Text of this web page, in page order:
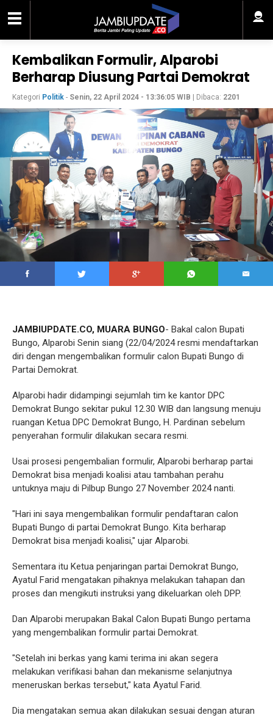
Kembalikan Formulir, Alparobi
Berharap Diusung Partai Demokrat
Kategori Politik - Senin, 22 April 2024 - 13:36:05 WIB | Dibaca: 2201
JAMBIUPDATE.CO, MUARA BUNGO- Bakal calon Bupati
Bungo, Alparobi Senin siang (22/04/2024 resmi mendaftarkan
diri dengan mengembalikan formulir calon Bupati Bungo di
Partai Demokrat.
Alparobi hadir didampingi sejumlah tim ke kantor DPC
Demokrat Bungo sekitar pukul 12.30 WIB dan langsung menuju
ruangan Ketua DPC Demokrat Bungo, H. Pardinan sebelum
penyerahan formulir dilakukan secara resmi.
Usai prosesi pengembalian formulir, Alparobi berharap partai
Demokrat bisa menjadi koalisi atau tambahan perahu
untuknya maju di Pilbup Bungo 27 November 2024 nanti.
"Hari ini saya mengembalikan formulir pendaftaran calon
Bupati Bungo di partai Demokrat Bungo. Kita berharap
Demokrat bisa menjadi koalisi," ujar Alparobi.
Sementara itu Ketua penjaringan partai Demokrat Bungo,
Ayatul Farid mengatakan pihaknya melakukan tahapan dan
proses dan mengikuti instruksi yang dikeluarkan oleh DPP.
Dan Alparobi merupakan Bakal Calon Bupati Bungo pertama
yang mengembalikan formulir partai Demokrat.
"Setelah ini berkas yang kami terima ini akan segera
melakukan verifikasi bahan dan mekanisme selanjutnya
meneruskan berkas tersebut," kata Ayatul Farid.
Dia mengatakan semua akan dilakukan sesuai dengan aturan